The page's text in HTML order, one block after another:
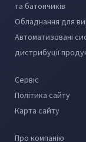
та батончиків
Обладнання для
Автоматизовані
дистрибуції
Сервіс
Політика сайту
Карта сайту
Про компанію